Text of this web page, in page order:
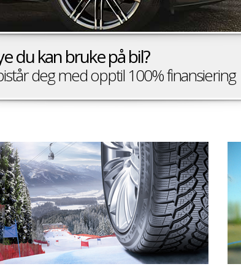
du kan bruke på bil?
deg med opptil 100% finansiering
Dekk og Felger